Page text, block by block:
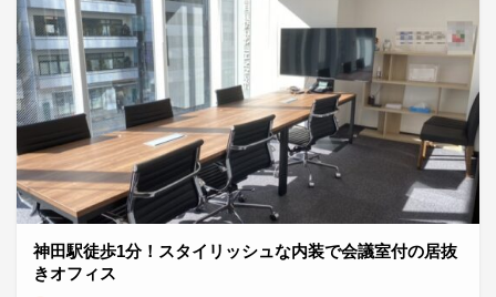
神田駅徒歩1分！スタイリッシュな内装で会議室付の居抜
きオフィス